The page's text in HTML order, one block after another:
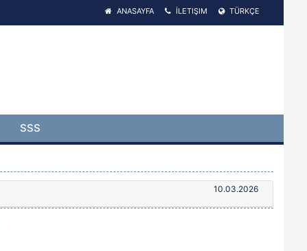
ANASAYFA İLETIŞIM TÜRKÇE
SSS
10.03.2026